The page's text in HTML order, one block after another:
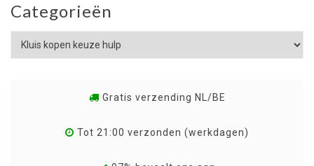
Categorieën
Gratis verzending NL/BE
Tot 21:00 verzonden (werkdagen)